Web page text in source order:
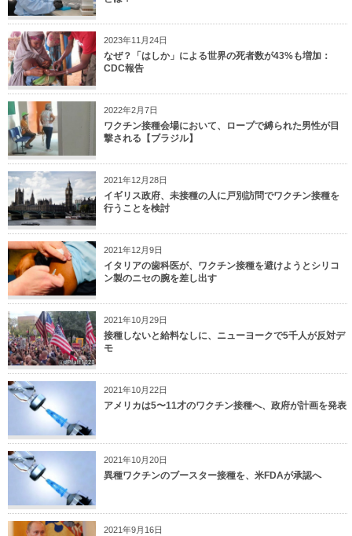
2023年11月24日
なぜ？「はしか」による世界の死者数が43%も増加：
CDC報告
2022年2月7日
ワクチン接種会場において、ロープで縛られた男性が目
撃される【ブラジル】
2021年12月28日
イギリス政府、未接種の人に戸別訪問でワクチン接種を
行うことを検討
2021年12月9日
イタリアの歯科医が、ワクチン接種を避けようとシリコ
ン製のニセの腕を差し出す
2021年10月29日
接種しないと給料なしに、ニューヨークで5千人が反対デ
モ
2021年10月22日
アメリカは5〜11才のワクチン接種へ、政府が計画を発表
2021年10月20日
異種ワクチンのブースター接種を、米FDAが承認へ
2021年9月16日